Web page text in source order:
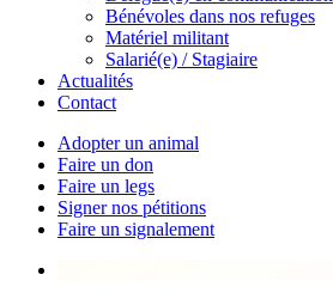
Bénévoles dans nos refuges
Matériel militant
Salarié(e) / Stagiaire
Actualités
Contact
Adopter un animal
Faire un don
Faire un legs
Signer nos pétitions
Faire un signalement